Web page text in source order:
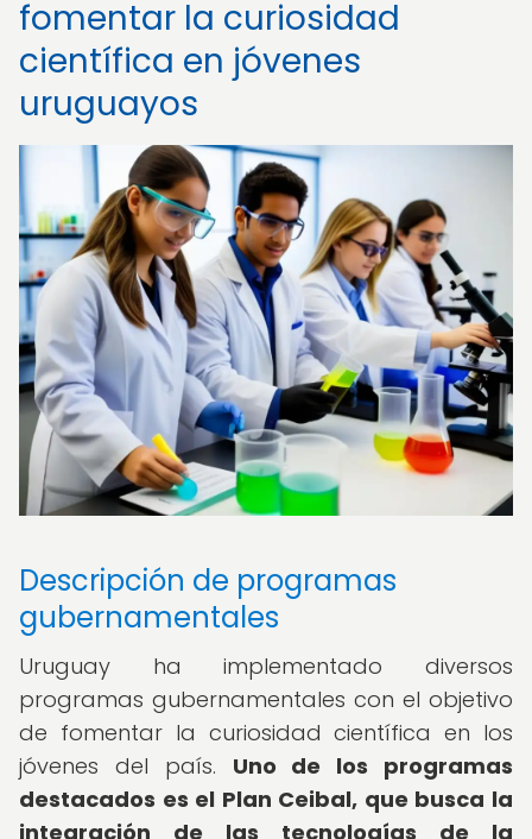
fomentar la curiosidad
científica en jóvenes
uruguayos
Descripción de programas
gubernamentales
Uruguay ha implementado diversos
programas gubernamentales con el objetivo
de fomentar la curiosidad científica en los
jóvenes del país. Uno de los programas
destacados es el Plan Ceibal, que busca la
integración de las tecnologías de la